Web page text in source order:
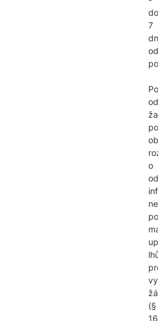
do
7
od
po
o
po
(§